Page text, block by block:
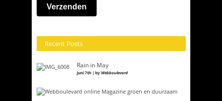
Recent Posts
Rain in May
juni 7th | byWebboulevard